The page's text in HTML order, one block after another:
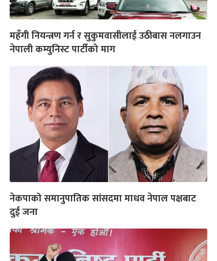
महँगी नियन्त्रण गर्न र सुकुमवासीलाई उठीबास नलगाउन
नेपाली कम्युनिस्ट पार्टीको माग
नेकपाको समानुपातिक सांसदमा माधव नेपाल पक्षबाट
दुई जना